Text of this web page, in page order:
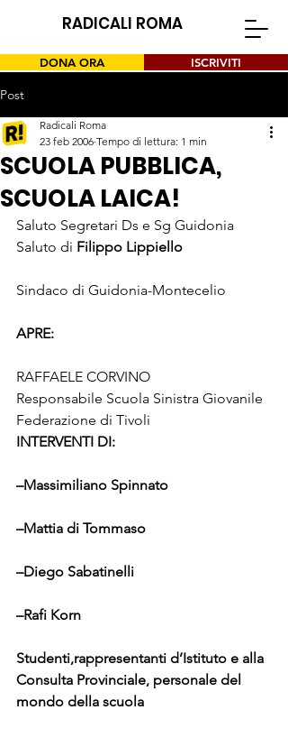
RADICALI ROMA
DONA ORA ISCRIVITI
Post
SCUOLA PUBBLICA,
SCUOLA LAICA!
Radicali Roma
23 feb 2006 Tempo di lettura: 1 min
Saluto Segretari Ds e Sg Guidonia
Saluto di Filippo Lippiello
Sindaco di Guidonia-Montecelio
APRE:
RAFFAELE CORVINO
Responsabile Scuola Sinistra Giovanile
Federazione di Tivoli
INTERVENTI DI:
–Massimiliano Spinnato
–Mattia di Tommaso
–Diego Sabatinelli
–Rafi Korn
Studenti,rappresentanti d’Istituto e alla
Consulta Provinciale, personale del
mondo della scuola